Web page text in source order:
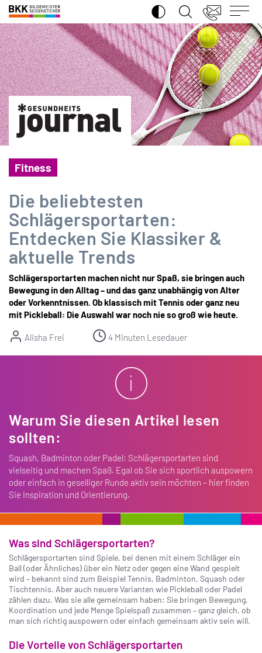
BKK
Gildemeister
Seidensticker
SUCHE ÖFFNEN
Fitness
Die beliebtesten
Schlägersportarten:
Entdecken Sie Klassiker &
aktuelle Trends
Schlägersportarten machen nicht nur Spaß, sie bringen auch
Bewegung in den Alltag – und das ganz unabhängig von Alter
oder Vorkenntnissen. Ob klassisch mit Tennis oder ganz neu
mit Pickleball: Die Auswahl war noch nie so groß wie heute.
Alisha Frei 4 Minuten Lesedauer
Warum Sie diesen Artikel lesen
sollten:
Squash, Badminton oder Padel: Schlägersportarten sind
vielseitig und machen Spaß. Egal ob Sie sich sportlich auspowern
oder einfach in geselliger Runde aktiv sein möchten – hier finden
Sie Inspiration und Orientierung.
Was sind Schlägersportarten?
Schlägersportarten sind Spiele, bei denen mit einem Schläger ein
Ball (oder Ähnliches) über ein Netz oder gegen eine Wand gespielt
wird – bekannt sind zum Beispiel Tennis, Badminton, Squash oder
Tischtennis. Aber auch neuere Varianten wie Pickleball oder Padel
zählen dazu. Was sie alle gemeinsam haben: Sie bringen Bewegung,
Koordination und jede Menge Spielspaß zusammen – ganz gleich, ob
man sich richtig auspowern oder einfach gemeinsam aktiv sein will.
Die Vorteile von Schlägersportarten